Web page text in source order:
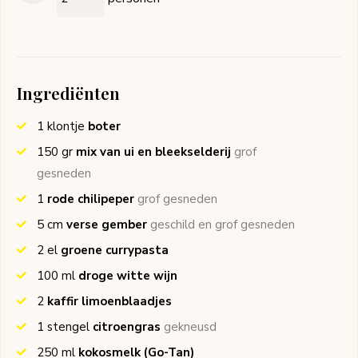
Ingrediënten
1 klontje boter
150 gr mix van ui en bleekselderij grof
gesneden
1 rode chilipeper grof gesneden
5 cm verse gember geschild en grof gesneden
2 el groene currypasta
100 ml droge witte wijn
2 kaffir limoenblaadjes
1 stengel citroengras gekneusd
250 ml kokosmelk (Go-Tan)